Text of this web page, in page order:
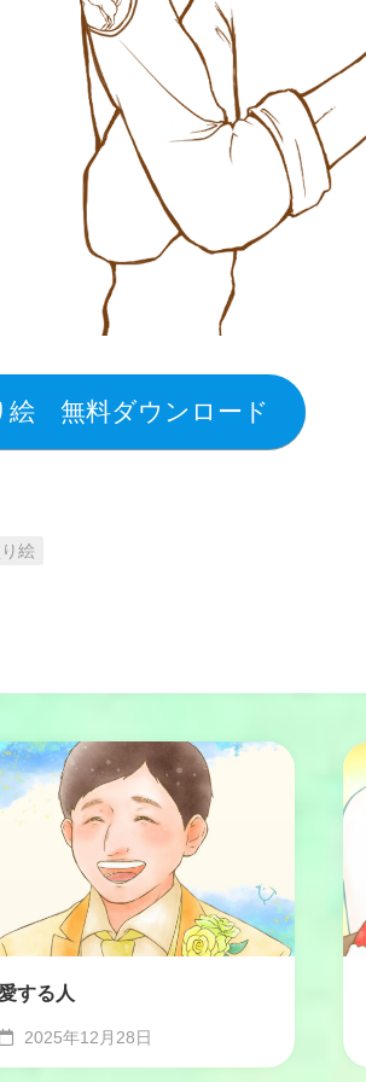
絵 無料ダウンロード
絵
する人
2025年12月28日